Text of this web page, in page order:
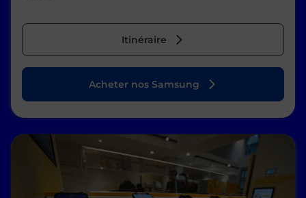
Itinéraire
Acheter nos Samsung